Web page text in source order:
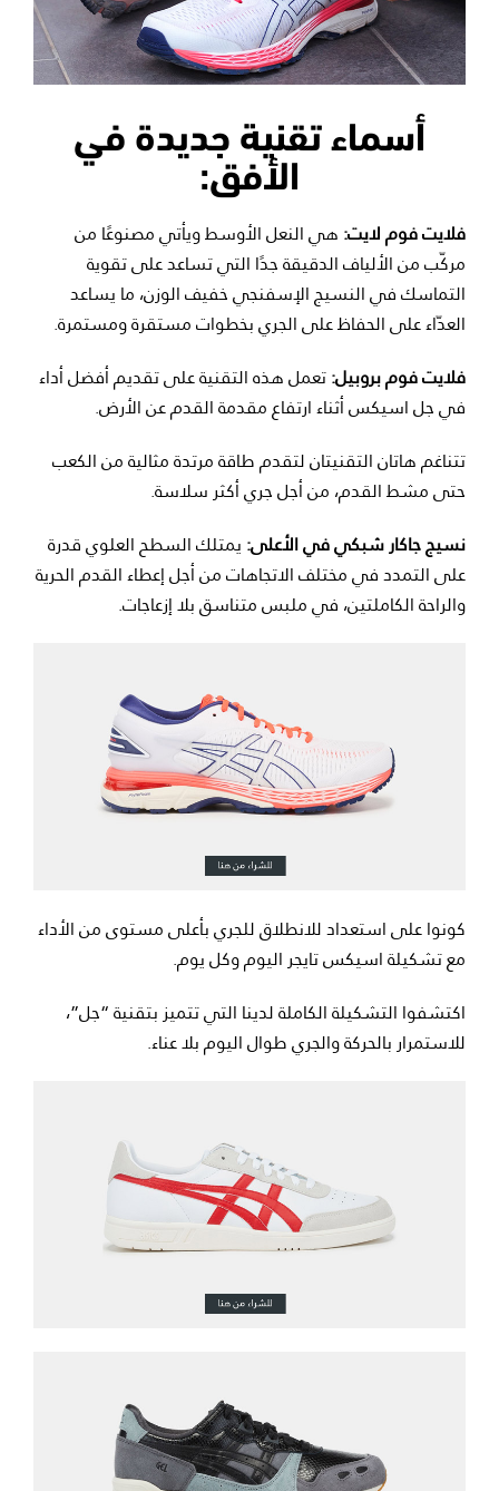
أسماء تقنية جديدة في
الأفق:
فلايت فوم لايت:هي النعل الأوسط ويأتي مصنوعًا من
مركّب من الألياف الدقيقة جدًا التي تساعد على تقوية
التماسك في النسيج الإسفنجي خفيف الوزن، ما يساعد
العدّاء على الحفاظ على الجري بخطوات مستقرة ومستمرة.
فلايت فوم بروبيل:تعمل هذه التقنية على تقديم أفضل أداء
في جل اسيكس أثناء ارتفاع مقدمة القدم عن الأرض.
تتناغم هاتان التقنيتان لتقدم طاقة مرتدة مثالية من الكعب
حتى مشط القدم، من أجل جري أكثر سلاسة.
نسيج جاكار شبكي في الأعلى:يمتلك السطح العلوي قدرة
على التمدد في مختلف الاتجاهات من أجل إعطاء القدم الحرية
والراحة الكاملتين، في ملبس متناسق بلا إزعاجات.
كونوا على استعداد للانطلاق للجري بأعلى مستوى من الأداء
مع تشكيلة اسيكس تايجر اليوم وكل يوم.
اكتشفوا التشكيلة الكاملة لدينا التي تتميز بتقنية “جل”،
للاستمرار بالحركة والجري طوال اليوم بلا عناء.